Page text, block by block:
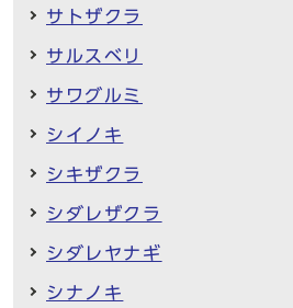
サトザクラ
サルスベリ
サワグルミ
シイノキ
シキザクラ
シダレザクラ
シダレヤナギ
シナノキ